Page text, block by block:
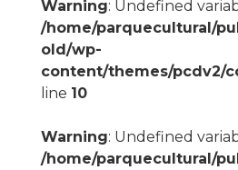
Warning: Undefined
/home/parquecultural/
old/wp-
content/themes/pcdv2/
line 10
Warning: Undefined
/home/parquecultural/